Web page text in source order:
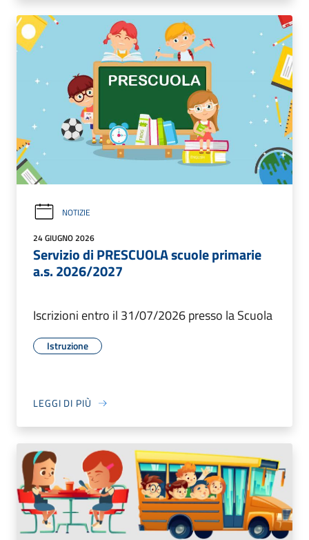
NOTIZIE
24 GIUGNO 2026
Servizio di PRESCUOLA scuole primarie
a.s. 2026/2027
Iscrizioni entro il 31/07/2026 presso la Scuola
Istruzione
LEGGI DI PIÙ